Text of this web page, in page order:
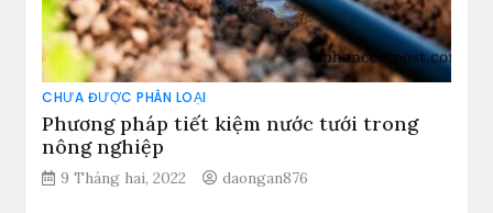
CHƯA ĐƯỢC PHÂN LOẠI
Phương pháp tiết kiệm nước tưới trong
nông nghiệp
9 Tháng hai, 2022 daongan876